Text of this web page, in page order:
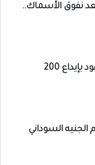
نفوق الأسماك..
بنك السودان يرهن استيراد الوقود بإيداع 200
الجنيه السوداني